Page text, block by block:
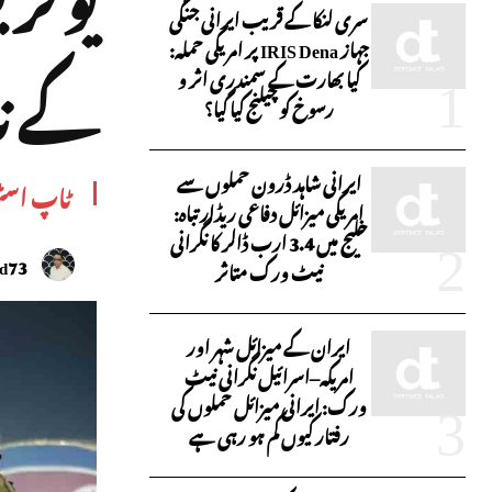
سری لنکا کے قریب ایرانی جنگی
جہاز IRIS Dena پر امریکی حملہ:
کیا بھارت کے سمندری اثر و
رسوخ کو چیلنج کیا گیا؟
ایرانی شاہد ڈرون حملوں سے
امریکی میزائل دفاعی ریڈار تباہ:
خلیج میں 3.4 ارب ڈالر کا نگرانی
نیٹ ورک متاثر
ایران کے میزائل شہر اور
امریکہ–اسرائیل نگرانی نیٹ
ورک: ایرانی میزائل حملوں کی
رفتار کیوں کم ہو رہی ہے
کے
ٹاپ